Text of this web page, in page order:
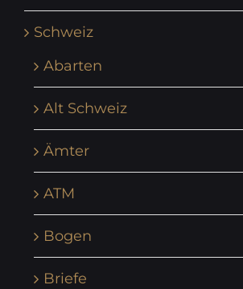
Schweiz
Abarten
Alt Schweiz
Ämter
ATM
Bogen
Briefe